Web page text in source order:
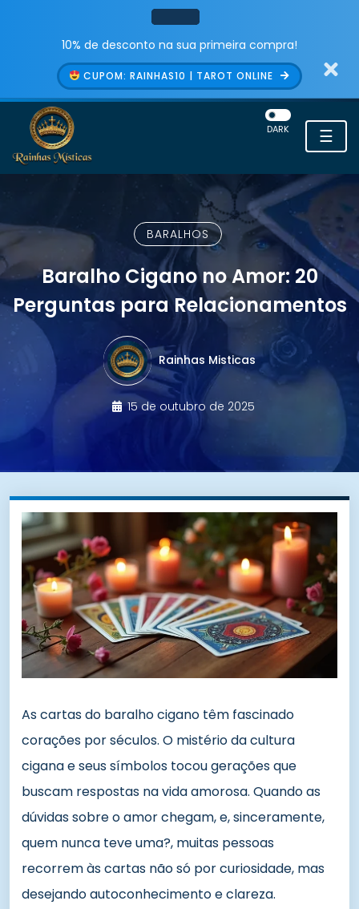
10% de desconto na sua primeira compra!
CUPOM: RAINHAS10 | TAROT ONLINE
☰
DARK
BARALHOS
Baralho Cigano no Amor: 20
Perguntas para Relacionamentos
Rainhas Misticas
15 de outubro de 2025
As cartas do baralho cigano têm fascinado
corações por séculos. O mistério da cultura
cigana e seus símbolos tocou gerações que
buscam respostas na vida amorosa. Quando as
dúvidas sobre o amor chegam, e, sinceramente,
quem nunca teve uma?, muitas pessoas
recorrem às cartas não só por curiosidade, mas
desejando autoconhecimento e clareza.